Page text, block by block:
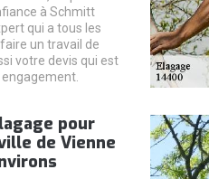
à Schmitt
qui a tous les
un travail de
votre devis qui est
pour
de Vienne